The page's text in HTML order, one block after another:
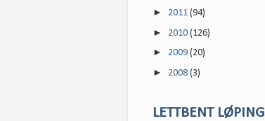
► 2011 (94)
► 2010 (126)
► 2009 (20)
► 2008 (3)
LETTBENT LØPING